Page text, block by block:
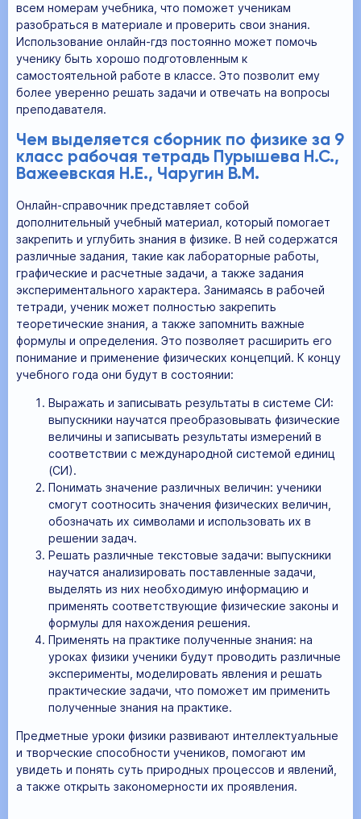
всем номерам учебника, что поможет ученикам
разобраться в материале и проверить свои знания.
Использование онлайн-гдз постоянно может помочь
ученику быть хорошо подготовленным к
самостоятельной работе в классе. Это позволит ему
более уверенно решать задачи и отвечать на вопросы
преподавателя.
Чем выделяется сборник по физике за 9
класс рабочая тетрадь Пурышева Н.С.,
Важеевская Н.Е., Чаругин В.М.
Онлайн-справочник представляет собой
дополнительный учебный материал, который помогает
закрепить и углубить знания в физике. В ней содержатся
различные задания, такие как лабораторные работы,
графические и расчетные задачи, а также задания
экспериментального характера. Занимаясь в рабочей
тетради, ученик может полностью закрепить
теоретические знания, а также запомнить важные
формулы и определения. Это позволяет расширить его
понимание и применение физических концепций. К концу
учебного года они будут в состоянии:
Выражать и записывать результаты в системе СИ:
выпускники научатся преобразовывать физические
величины и записывать результаты измерений в
соответствии с международной системой единиц
(СИ).
Понимать значение различных величин: ученики
смогут соотносить значения физических величин,
обозначать их символами и использовать их в
решении задач.
Решать различные текстовые задачи: выпускники
научатся анализировать поставленные задачи,
выделять из них необходимую информацию и
применять соответствующие физические законы и
формулы для нахождения решения.
Применять на практике полученные знания: на
уроках физики ученики будут проводить различные
эксперименты, моделировать явления и решать
практические задачи, что поможет им применить
полученные знания на практике.
Предметные уроки физики развивают интеллектуальные
и творческие способности учеников, помогают им
увидеть и понять суть природных процессов и явлений,
а также открыть закономерности их проявления.